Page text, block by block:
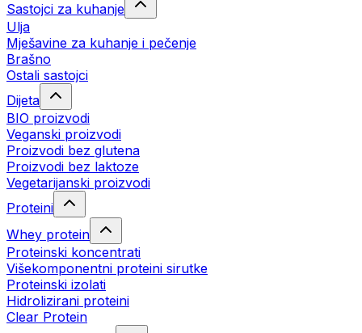
Sastojci za kuhanje
Ulja
Mješavine za kuhanje i pečenje
Brašno
Ostali sastojci
Dijeta
BIO proizvodi
Veganski proizvodi
Proizvodi bez glutena
Proizvodi bez laktoze
Vegetarijanski proizvodi
Proteini
Whey protein
Proteinski koncentrati
Višekomponentni proteini sirutke
Proteinski izolati
Hidrolizirani proteini
Clear Protein